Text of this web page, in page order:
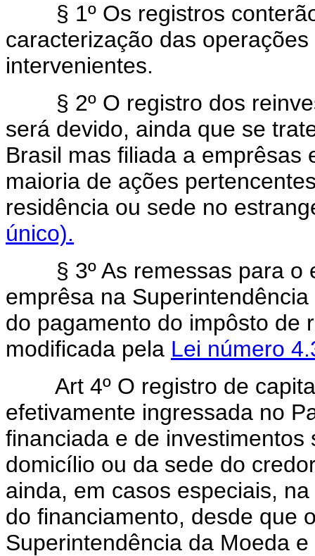
§ 1º Os registros conterão
caracterização das
intervenientes.
§ 2º O registro dos
será devido, ainda que se
Brasil mas filiada a emprêsas
maioria de ações
residência ou sede no
único).
§ 3º As remessas para o
emprêsa na
do pagamento do impôsto de
modificada pela Lei número
Art 4º O registro de
efetivamente ingressada no
financiada e de
domicílio ou da sede do
ainda, em casos especiais,
do financiamento, desde que
Superintendência da Moeda